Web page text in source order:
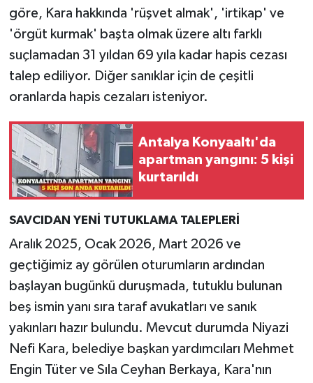
göre, Kara hakkında 'rüşvet almak', 'irtikap' ve
'örgüt kurmak' başta olmak üzere altı farklı
suçlamadan 31 yıldan 69 yıla kadar hapis cezası
talep ediliyor. Diğer sanıklar için de çeşitli
oranlarda hapis cezaları isteniyor.
Antalya Konyaaltı'da
apartman yangını: 5 kişi
kurtarıldı
SAVCIDAN YENİ TUTUKLAMA TALEPLERİ
Aralık 2025, Ocak 2026, Mart 2026 ve
geçtiğimiz ay görülen oturumların ardından
başlayan bugünkü duruşmada, tutuklu bulunan
beş ismin yanı sıra taraf avukatları ve sanık
yakınları hazır bulundu. Mevcut durumda Niyazi
Nefi Kara, belediye başkan yardımcıları Mehmet
Engin Tüter ve Sıla Ceyhan Berkaya, Kara'nın